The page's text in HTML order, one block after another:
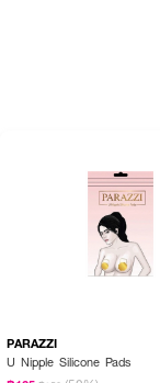
PARAZZI
U Nipple Silicone Pads